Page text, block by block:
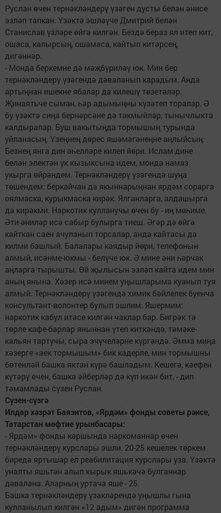
Руслан өчен тернәкләндерү үзәген дусты белән әнисе
эзләп тапкан. Үзәктә эшләүче Дмитрий белән
Станислав үзләре өйгә килгән. Бездә бераз ял итеп кит,
ошаса, калырсың, ошамаса, кайтып китәрсең,
дигәннәр.
- Монда беркемне дә мәҗбүриләү юк. Мин бер
тернәкләндерү үзәгендә дәваланып карадым. Анда
артыңнан ишекне ябалар да килешү төзетәләр.
Җинаятьче сыман, һәр адымыңны күзәтеп торалар. Ә
бу үзәктә сиңа бернәрсәне дә такмыйлар, тынычлыкта
калдыралар. Буш вакытыңда тормышың турында
уйланасың. Үзеңнең дөрес яшәмәгәнеңне аңлыйсың.
Безнең янга дин әһелләре килеп йөри. Ислам дине
белән электән үк кызыксына идем, монда намаз
укырга өйрәндем. Тернәкләндерү үзәгендә шуңа
төшендем: беркайчан да якыннарыңнан ярдәм сорарга
оялмаска, курыкмаска кирәк. Ялганларга, алдашырга
да кирәкми. Наркотик кулланучы өчен бу - иң мөһиме.
Әти-әниләр исә сабыр булырга тиеш. Әгәр дә өйгә
кайткан саен ачуланып торсалар, анда кайтасы да
килми башлый. Балалары каядыр йөри, телефонын
алмый, исәнме-юкмы - белүче юк. Ә мине әни һәрчак
аңларга тырышты. Өй җылысын эзләп кайта идем мин
аның янына. Хәзер исә минем уңышларыма куанып туя
алмый. Тернәкләндерү үзәгендә химик бәйлелек буенча
консультант-волонтер булып эшлим. Яшермим:
наркотик кабул итәсе килгән чаклар бар. Бигрәк тә
төрле кафе-барлар яныннан үтеп киткәндә, тәмәке-
кальян тартучы, сыра эчүчеләрне күргәндә. Әмма миңа
хәзерге «аек тормышым» бик кадерле, мин тормышны
бөтенләй башка яктан күрә башладым. Кешегә, кәефен
күтәрү өчен, башка әйберләр дә күп икән бит, - дип
тәмамлады сүзен Руслан.
Сүзен-сүзгә
Илдар хәзрәт Баязитов, «Ярдәм» фонды советы рәисе,
Татарстан мөфтие урынбасары:
- Ярдәм» фонды каршында наркоманнар өчен
тернәкләндерү курслары эшли. 20-25 кешелек төркем
биредә яртышар ел реабилитация курслары уза. Үзәктә
уналты яшьтән алып кырык яшькәчә булганнар
дәвалана. Аларның уртача яше - 25.
Башка тернәкләндерү үзәкләрендә уңышлы гына
кулланылып килгән «12 адым» дигән программа